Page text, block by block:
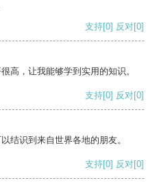
支持[0] 反对[0]
高，让我能够学到实用的知识。
支持[0] 反对[0]
结识到来自世界各地的朋友。
支持[0] 反对[0]